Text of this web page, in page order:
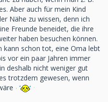
Aber auch für mein Kind
Nähe zu wissen, denn ich
Freunde beneidet, die ihre
haben besuchen können.
kann schon tot, eine Oma lebt
vor ein paar Jahren immer
deshalb nicht weniger gut
trotzdem gewesen, wenn